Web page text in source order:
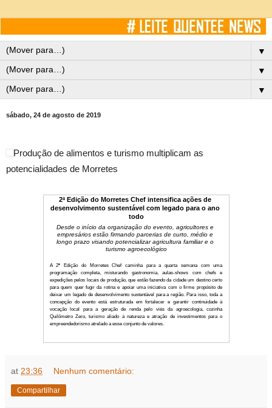
▼
▼
▼
sábado, 24 de agosto de 2019
Produção de alimentos e turismo multiplicam as
potencialidades de Morretes
at 23:36 Nenhum comentário:
Compartilhar